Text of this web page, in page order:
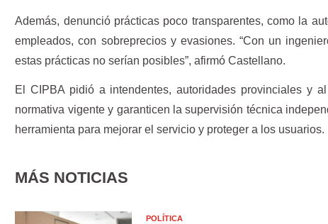
Además, denunció prácticas poco transparentes, como la
empleados, con sobreprecios y evasiones. “Con un
estas prácticas no serían posibles”, afirmó Castellano.
El CIPBA pidió a intendentes, autoridades provinciales y
normativa vigente y garanticen la supervisión técnica
herramienta para mejorar el servicio y proteger a los usuarios.
MÁS NOTICIAS
POLÍTICA